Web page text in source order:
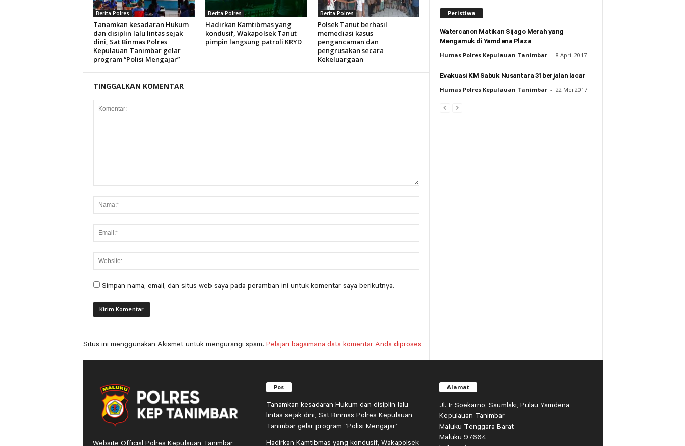
Berita Polres
Tanamkan kesadaran Hukum
dan disiplin lalu lintas sejak
dini, Sat Binmas Polres
Kepulauan Tanimbar gelar
program “Polisi Mengajar”
Berita Polres
Hadirkan Kamtibmas yang
kondusif, Wakapolsek Tanut
pimpin langsung patroli KRYD
Berita Polres
Polsek Tanut berhasil
memediasi kasus
pengancaman dan
pengrusakan secara
Kekeluargaan
TINGGALKAN KOMENTAR
Simpan nama, email, dan situs web saya pada peramban ini untuk komentar saya berikutnya.
Situs ini menggunakan Akismet untuk mengurangi spam. Pelajari bagaimana data komentar Anda diproses
Peristiwa
Watercanon Matikan Sijago Merah yang
Mengamuk di Yamdena Plaza
Humas Polres Kepulauan Tanimbar - 8 April 2017
Evakuasi KM Sabuk Nusantara 31 berjalan lacar
Humas Polres Kepulauan Tanimbar - 22 Mei 2017
Website Official Polres Kepulauan Tanimbar
Pos
Tanamkan kesadaran Hukum dan disiplin lalu
lintas sejak dini, Sat Binmas Polres Kepulauan
Tanimbar gelar program “Polisi Mengajar”
Hadirkan Kamtibmas yang kondusif, Wakapolsek
Alamat
Jl. Ir Soekarno, Saumlaki, Pulau Yamdena,
Kepulauan Tanimbar
Maluku Tenggara Barat
Maluku 97664